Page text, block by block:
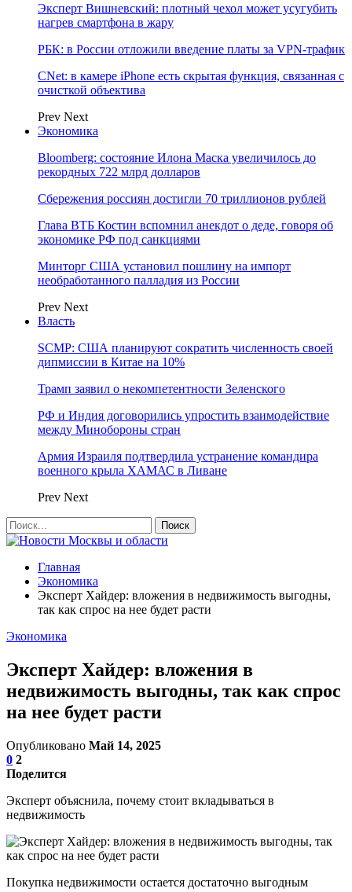
Эксперт Вишневский: плотный чехол может усугубить
нагрев смартфона в жару
РБК: в России отложили введение платы за VPN-трафик
CNet: в камере iPhone есть скрытая функция, связанная с
очисткой объектива
Prev Next
Экономика
Bloomberg: состояние Илона Маска увеличилось до
рекордных 722 млрд долларов
Сбережения россиян достигли 70 триллионов рублей
Глава ВТБ Костин вспомнил анекдот о деде, говоря об
экономике РФ под санкциями
Минторг США установил пошлину на импорт
необработанного палладия из России
Prev Next
Власть
SCMP: США планируют сократить численность своей
дипмиссии в Китае на 10%
Трамп заявил о некомпетентности Зеленского
РФ и Индия договорились упростить взаимодействие
между Минобороны стран
Армия Израиля подтвердила устранение командира
военного крыла ХАМАС в Ливане
Prev Next
Главная
Экономика
Эксперт Хайдер: вложения в недвижимость выгодны,
так как спрос на нее будет расти
Экономика
Эксперт Хайдер: вложения в
недвижимость выгодны, так как спрос
на нее будет расти
Опубликовано Май 14, 2025
0 2
Поделится
Эксперт объяснила, почему стоит вкладываться в
недвижимость
Покупка недвижимости остается достаточно выгодным